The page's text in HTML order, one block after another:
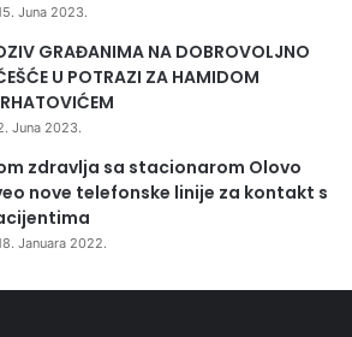
Juna 2023.
GRAĐANIMA NA DOBROVOLJNO
U POTRAZI ZA HAMIDOM
Juna 2023.
zdravlja sa stacionarom Olovo
nove telefonske linije za kontakt s
Januara 2022.